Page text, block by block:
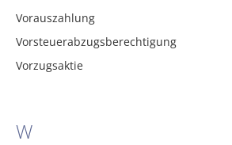
Vorauszahlung
Vorsteuerabzugsberechtigung
Vorzugsaktie
W